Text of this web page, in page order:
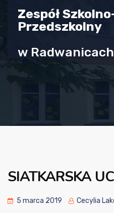
Zespół
Przedszkolny
w Radwanicach
SIATKARSKA
5 marca 2019 Cecylia